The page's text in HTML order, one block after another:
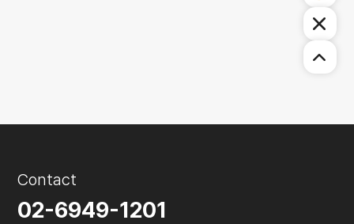
Contact
02-6949-1201